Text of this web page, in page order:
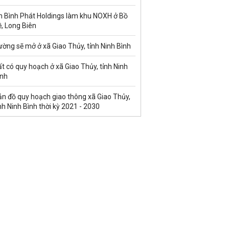
Bình Phát Holdings làm khu NOXH ở Bồ
Long Biên
sẽ mở ở xã Giao Thủy, tỉnh Ninh Bình
có quy hoạch ở xã Giao Thủy, tỉnh Ninh
đồ quy hoạch giao thông xã Giao Thủy,
Ninh Bình thời kỳ 2021 - 2030